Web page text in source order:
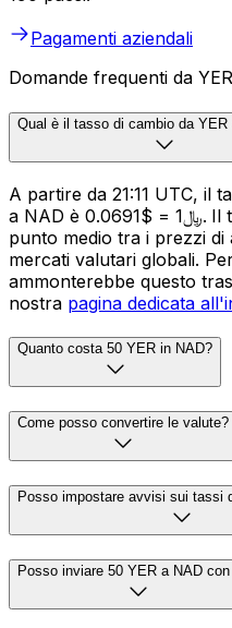
Pagamenti aziendali
Domande frequenti da
Qual è il tasso di cambio da YER
A partire da 21:11 UTC, il
a NAD è ﷼1 = $0.0691. Il tasso medio di mercato è il
punto medio tra i prezzi di
mercati valutari globali.
ammonterebbe questo
nostra pagina dedicata
Quanto costa 50 YER in NAD?
Come posso convertire le valute?
Posso impostare avvisi sui tassi
Posso inviare 50 YER a NAD